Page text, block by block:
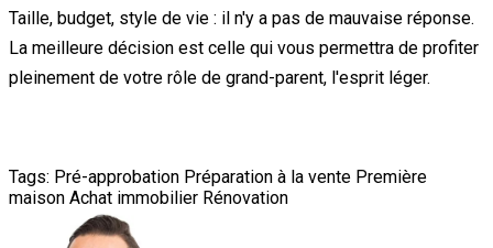
Taille, budget, style de vie : il n'y a pas de mauvaise réponse.
La meilleure décision est celle qui vous permettra de profiter
pleinement de votre rôle de grand-parent, l'esprit léger.
Tags: Pré-approbation Préparation à la vente Première
maison Achat immobilier Rénovation